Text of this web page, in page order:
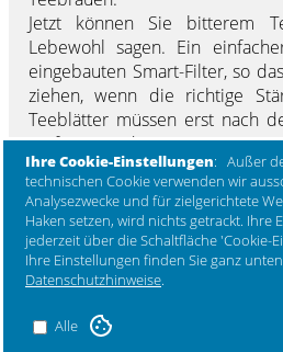
Ihre Cookie-Einstellungen: Außer
technischen Cookie verwenden wir
Analysezwecke und für zielgerichtete
Haken setzen, wird nichts getrackt. Ihre
jederzeit über die Schaltfläche 'Cookie-
Ihre Einstellungen finden Sie ganz
Datenschutzhinweise.
Alle
Mehr Marken ...
Jetzt können Sie bitterem
Lebewohl sagen. Ein
eingebauten Smart-Filter, so
ziehen, wenn die richtige
Teeblätter müssen erst nach
entfernt werden.
Eine Fusion von Tradition und
Kanne ihren
hochglanzlackiertem
Buchenholz gibt der Kanne
bedient sich wie früher aus
Natur.
Design 2013
sandfarben matt, Herbst 2021.